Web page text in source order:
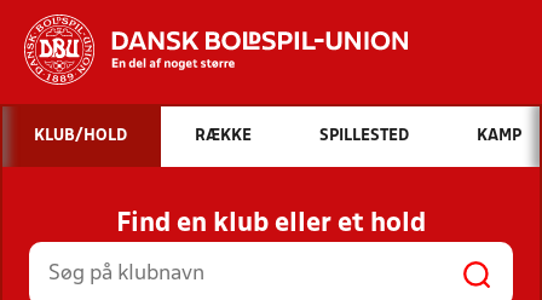
Hvad vil du søge efter?
INDHOLD OG NYHEDER
STILLINGER, RESULTATER, KLUBBER OG
HOLD
KLUB/HOLD RÆKKE SPILLESTED KAMP
Find en klub eller et hold